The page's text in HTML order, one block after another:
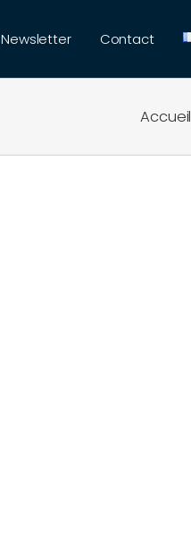
Newsletter Contact
Accueil